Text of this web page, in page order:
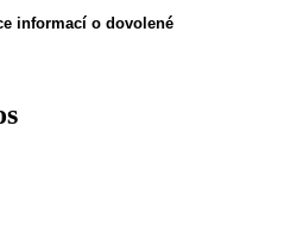
informací o dovolené